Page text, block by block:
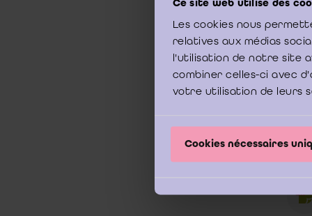
Ce site web utilise des
Les cookies nous
relatives aux médias
l'utilisation de notre site
combiner celles-ci avec
votre utilisation de leurs
Cookies nécessaires
la
délit